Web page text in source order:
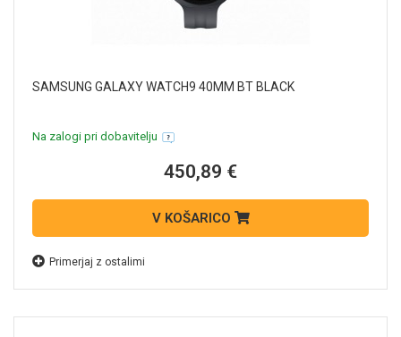
SAMSUNG GALAXY WATCH9 40MM BT BLACK
Na zalogi pri dobavitelju
450,89 €
V KOŠARICO
Primerjaj z ostalimi